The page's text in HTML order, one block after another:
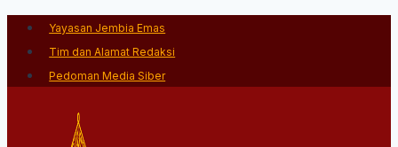
Skip
content
Yayasan Jembia Emas
Tim dan Alamat Redaksi
Pedoman Media Siber